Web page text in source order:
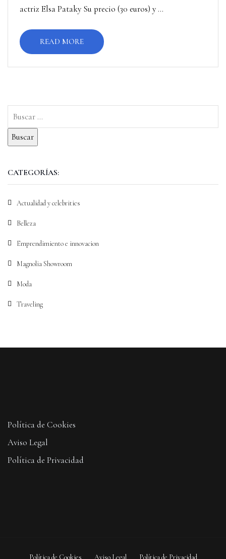
actriz Elsa Pataky Su precio (30 euros) y ...
READ MORE
CATEGORÍAS:
Actualidad y celebrities
Belleza
Emprendimiento e innovacion
Magnolia Showroom
Moda
Traveling
Política de Cookies
Aviso Legal
Política de Privacidad
Política de Cookies Aviso Legal Política de Privacidad